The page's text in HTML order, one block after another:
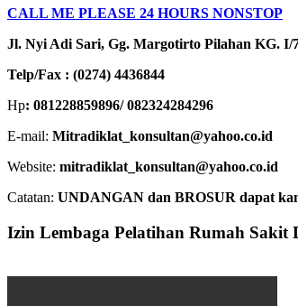
CALL ME PLEASE 24 HOURS NONSTOP
Jl. Nyi Adi Sari, Gg. Margotirto Pilahan KG. I/
Telp/Fax : (0274) 4436844
Hp: 081228859896/ 082324284296
E-mail: Mitradiklat_konsultan@yahoo.co.id
Website: mitradiklat_konsultan@yahoo.co.id
Catatan: UNDANGAN dan BROSUR dapat
Izin Lembaga Pelatihan Rumah Sakit